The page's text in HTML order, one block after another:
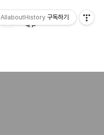
AllaboutHistory 구독하기